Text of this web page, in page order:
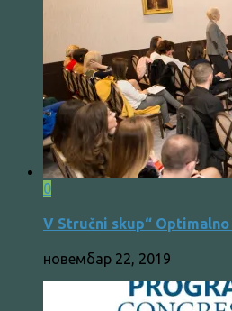
0
V Stručni skup“
новембар 22, 2019